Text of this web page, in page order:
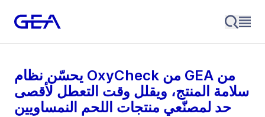
يحسّن نظام OxyCheck من GEA من
سلامة المنتج، ويقلل وقت التعطل لأقصى
حد لمصنّعي منتجات اللحم النمساويين